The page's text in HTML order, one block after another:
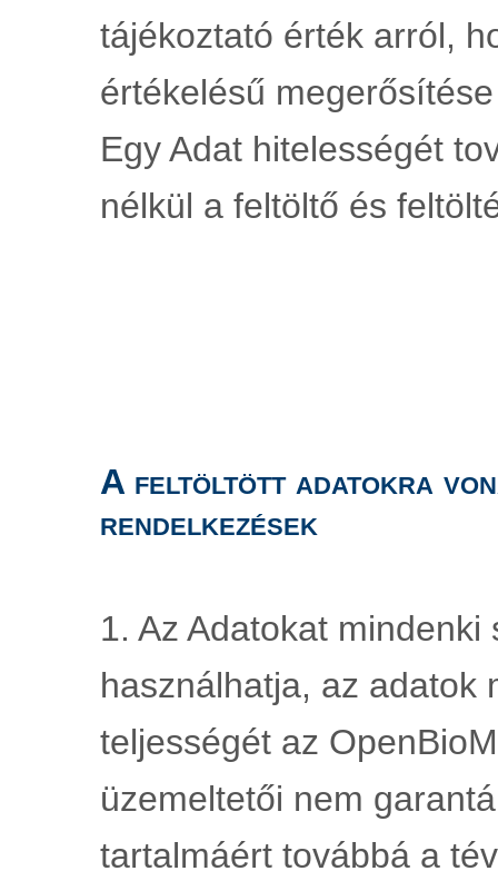
tájékoztató érték arról,
értékelésű
Egy Adat hitelességét
nélkül a feltöltő és
A feltöltött adatokra
rendelkezések
1. Az Adatokat
használhatja, az adatok
teljességét az
üzemeltetői nem
tartalmáért továbbá a